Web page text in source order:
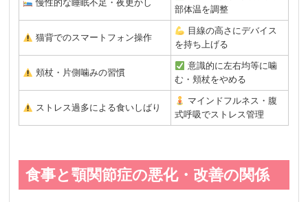
慢性的な睡眠不足・夜更かし
部体温を調整
猫背でのスマートフォン操作
目線の高さにデバイス
を持ち上げる
頬杖・片側噛みの習慣
意識的に左右均等に噛
む・頬杖をやめる
ストレス過多による食いしばり
マインドフルネス・腹
式呼吸でストレス管理
食事と顎関節症の悪化・改善の関係